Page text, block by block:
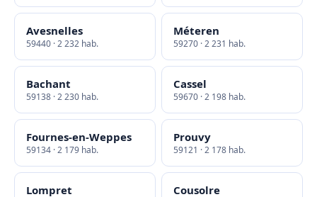
Avesnelles
59440 · 2 232 hab.
Méteren
59270 · 2 231 hab.
Bachant
59138 · 2 230 hab.
Cassel
59670 · 2 198 hab.
Fournes-en-Weppes
59134 · 2 179 hab.
Prouvy
59121 · 2 178 hab.
Lompret Cousolre